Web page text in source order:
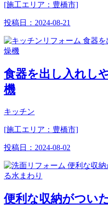
[施工エリア：豊橋市]
投稿日： 2024-08-21
食器を出し入れし
機
キッチン
[施工エリア：豊橋市]
投稿日： 2024-08-02
便利な収納がつい